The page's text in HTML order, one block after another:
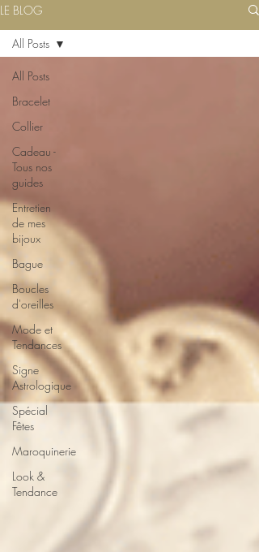
LE BLOG
All Posts
Bracelet
Collier
Cadeau -
Tous nos
guides
Entretien
de mes
bijoux
Bague
Boucles
d'oreilles
Mode et
Tendances
Signe
Astrologique
Spécial
Fêtes
Maroquinerie
Look &
Tendance
All Posts